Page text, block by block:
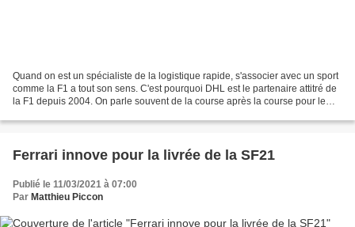
Quand on est un spécialiste de la logistique rapide, s'associer avec un sport
comme la F1 a tout son sens. C'est pourquoi DHL est le partenaire attitré de
la F1 depuis 2004. On parle souvent de la course après la course pour le
Ferrari innove pour la livrée de la SF21
Publié le 11/03/2021 à 07:00
Par Matthieu Piccon